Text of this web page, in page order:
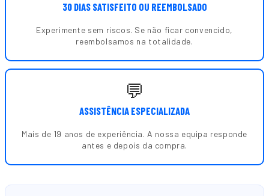
30 DIAS SATISFEITO OU REEMBOLSADO
Experimente sem riscos. Se não ficar convencido,
reembolsamos na totalidade.
💬
ASSISTÊNCIA ESPECIALIZADA
Mais de 19 anos de experiência. A nossa equipa responde
antes e depois da compra.